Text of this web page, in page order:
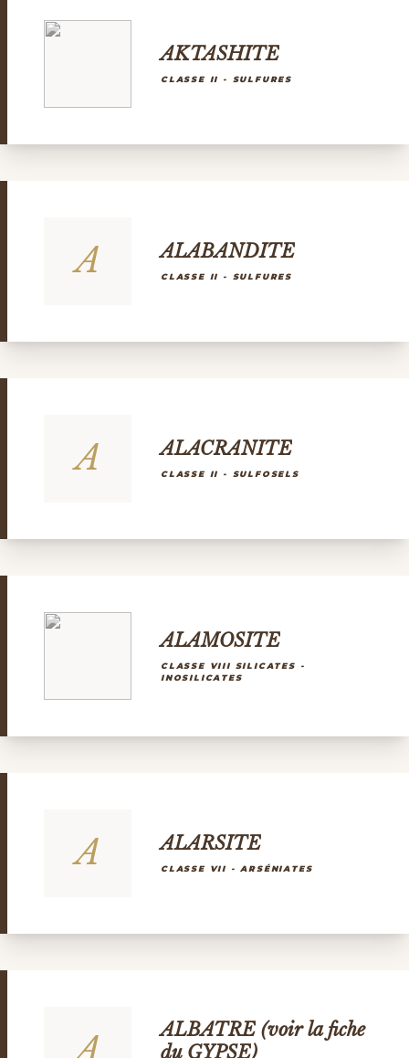
AKTASHITE
CLASSE II - SULFURES
A ALABANDITE
CLASSE II - SULFURES
A ALACRANITE
CLASSE II - SULFOSELS
ALAMOSITE
CLASSE VIII SILICATES -
INOSILICATES
A ALARSITE
CLASSE VII - ARSÉNIATES
ALBATRE (voir la fiche
du GYPSE)